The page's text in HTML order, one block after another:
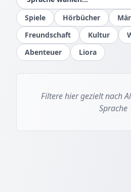
Spiele Hörbücher
Freundschaft
Kultur
Abenteuer
Liora
Filtere hier gezielt nach
Sprache
IM BUCH BLÄTTERN
Seiten mit der Maus umblättern
Glossar: Sprichwörter